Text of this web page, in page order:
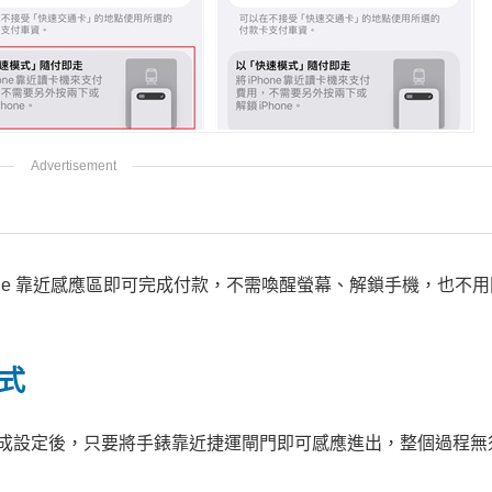
靠近感應區即可完成付款，不需喚醒螢幕、解鎖手機，也不
定後，只要將手錶靠近捷運閘門即可感應進出，整個過程無